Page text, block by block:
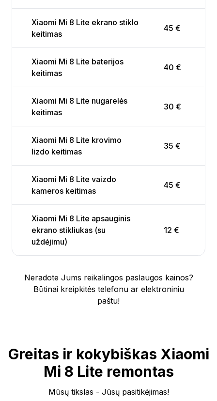
Xiaomi Mi 8 Lite ekrano stiklo
keitimas
45 €
Xiaomi Mi 8 Lite baterijos
keitimas
40 €
Xiaomi Mi 8 Lite nugarelės
keitimas
30 €
Xiaomi Mi 8 Lite krovimo
lizdo keitimas
35 €
Xiaomi Mi 8 Lite vaizdo
kameros keitimas
45 €
Xiaomi Mi 8 Lite apsauginis
ekrano stikliukas (su
uždėjimu)
12 €
Neradote Jums reikalingos paslaugos kainos?
Būtinai kreipkitės telefonu ar elektroniniu
paštu!
Greitas ir kokybiškas Xiaomi
Mi 8 Lite remontas
Mūsų tikslas - Jūsų pasitikėjimas!